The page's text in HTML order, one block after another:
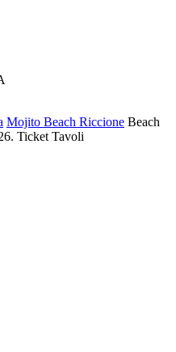
Mojito Beach Riccione Beach
Ticket Tavoli